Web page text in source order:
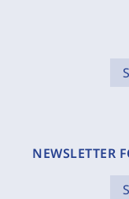
NEWSLETTER